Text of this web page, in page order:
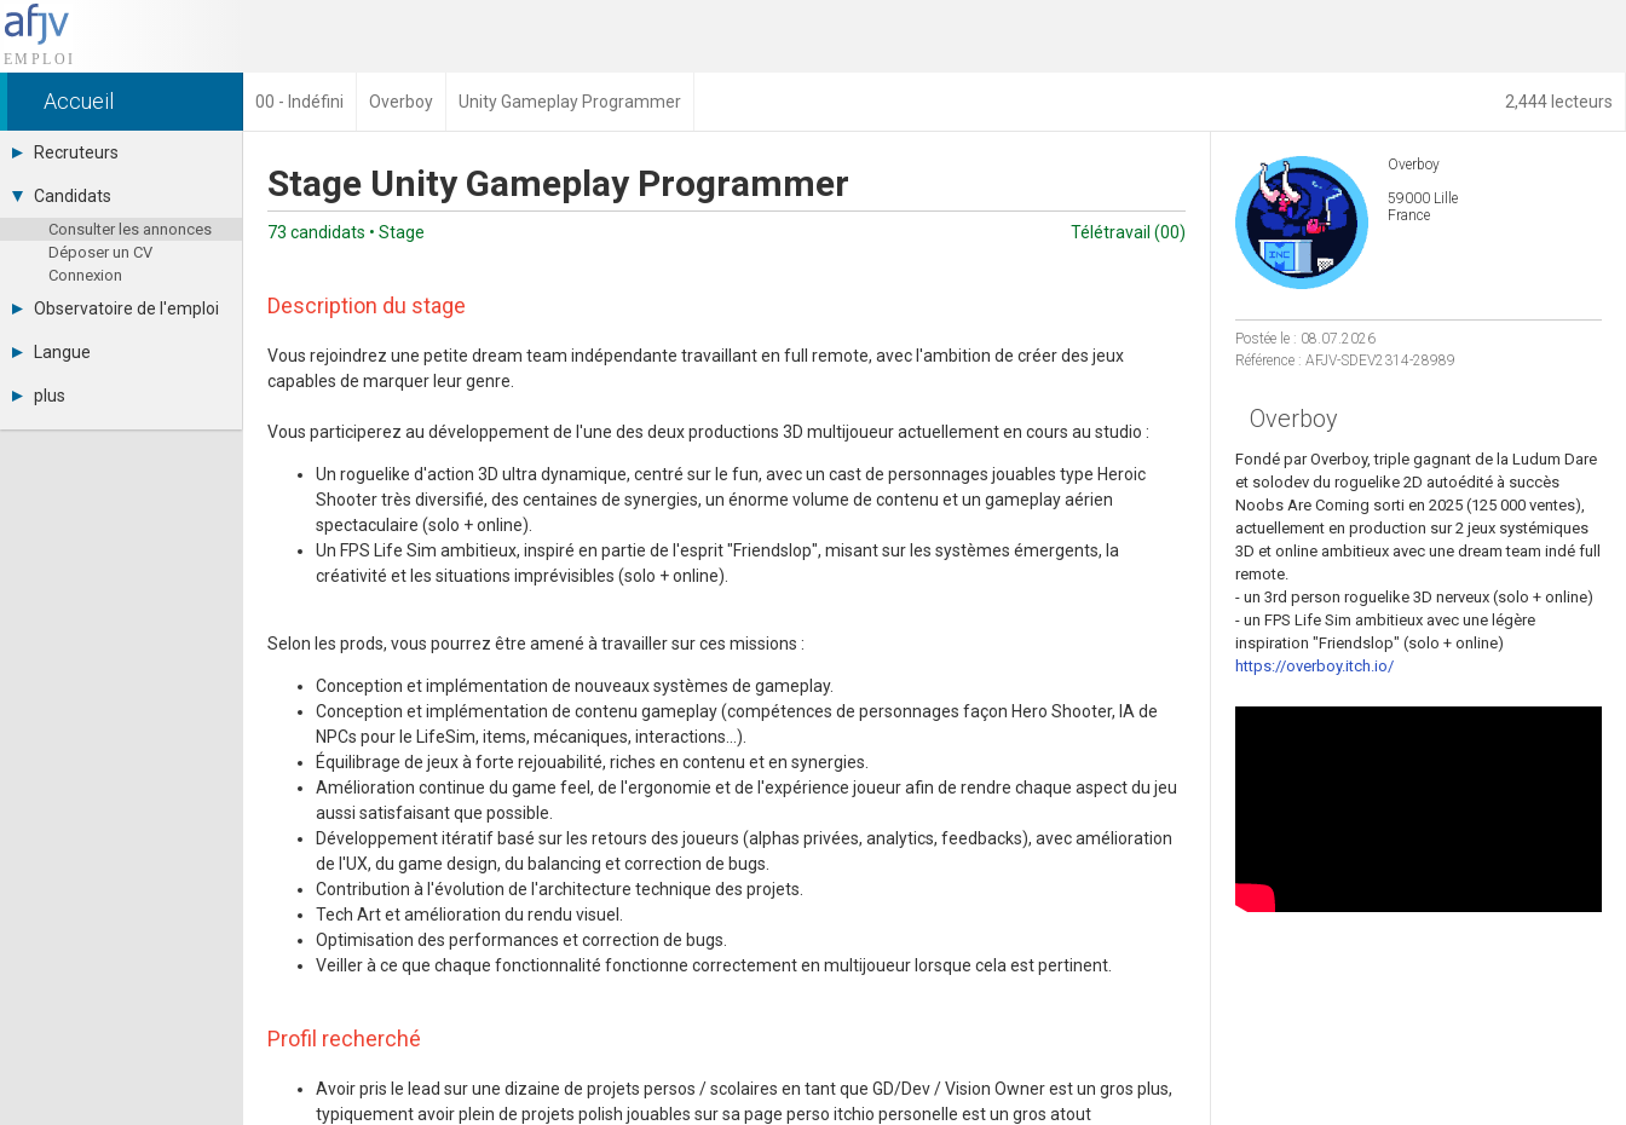
2,444 lecteurs
Accueil 00 - Indéfini Overboy Unity Gameplay Programmer
Recruteurs
Déposer une annonce
Tarifs
Interface recruteur
Candidats
Consulter les annonces
Déposer un CV
Connexion
Observatoire de l'emploi
Par métier
Par contrat
Langue
Español
plus
Actualités
Overboy
59000 Lille
France
Postée le : 08.07.2026
Référence : AFJV-SDEV2314-28989
Overboy
Fondé par Overboy, triple gagnant de la Ludum Dare
et solodev du roguelike 2D autoédité à succès
Noobs Are Coming sorti en 2025 (125 000 ventes),
actuellement en production sur 2 jeux systémiques
3D et online ambitieux avec une dream team indé full
remote.
- un 3rd person roguelike 3D nerveux (solo + online)
- un FPS Life Sim ambitieux avec une légère
inspiration "Friendslop" (solo + online)
https://overboy.itch.io/
Stage Unity Gameplay Programmer
73 candidats • Stage Télétravail (00)
Description du stage
Vous rejoindrez une petite dream team indépendante travaillant en full remote, avec l'ambition de créer des jeux
capables de marquer leur genre.
Vous participerez au développement de l'une des deux productions 3D multijoueur actuellement en cours au studio :
Un roguelike d'action 3D ultra dynamique, centré sur le fun, avec un cast de personnages jouables type Heroic
Shooter très diversifié, des centaines de synergies, un énorme volume de contenu et un gameplay aérien
spectaculaire (solo + online).
Un FPS Life Sim ambitieux, inspiré en partie de l'esprit "Friendslop", misant sur les systèmes émergents, la
créativité et les situations imprévisibles (solo + online).
Selon les prods, vous pourrez être amené à travailler sur ces missions :
Conception et implémentation de nouveaux systèmes de gameplay.
Conception et implémentation de contenu gameplay (compétences de personnages façon Hero Shooter, IA de
NPCs pour le LifeSim, items, mécaniques, interactions...).
Équilibrage de jeux à forte rejouabilité, riches en contenu et en synergies.
Amélioration continue du game feel, de l'ergonomie et de l'expérience joueur afin de rendre chaque aspect du jeu
aussi satisfaisant que possible.
Développement itératif basé sur les retours des joueurs (alphas privées, analytics, feedbacks), avec amélioration
de l'UX, du game design, du balancing et correction de bugs.
Contribution à l'évolution de l'architecture technique des projets.
Tech Art et amélioration du rendu visuel.
Optimisation des performances et correction de bugs.
Veiller à ce que chaque fonctionnalité fonctionne correctement en multijoueur lorsque cela est pertinent.
Profil recherché
Avoir pris le lead sur une dizaine de projets persos / scolaires en tant que GD/Dev / Vision Owner est un gros plus,
typiquement avoir plein de projets polish jouables sur sa page perso itchio personelle est un gros atout